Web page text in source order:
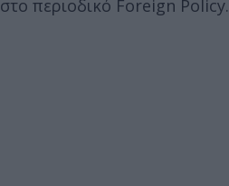
στο περιοδικό Foreign Policy.